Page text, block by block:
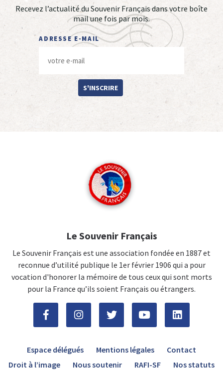
Recevez l’actualité du Souvenir Français dans votre boîte
mail une fois par mois.
ADRESSE E-MAIL
S'INSCRIRE
Le Souvenir Français
Le Souvenir Français est une association fondée en 1887 et
reconnue d’utilité publique le 1er février 1906 qui a pour
vocation d'honorer la mémoire de tous ceux qui sont morts
pour la France qu’ils soient Français ou étrangers.
Espace délégués Mentions légales
Contact
Droit à l’image
Nous soutenir RAFI-SF Nos statuts